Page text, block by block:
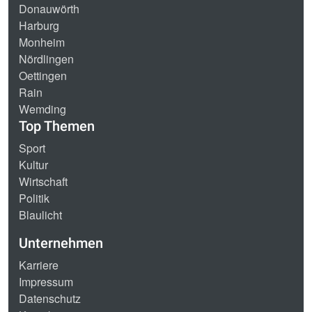
Donauwörth
Harburg
Monheim
Nördlingen
Oettingen
Rain
Wemding
Top Themen
Sport
Kultur
Wirtschaft
Politik
Blaulicht
Unternehmen
Karriere
Impressum
Datenschutz